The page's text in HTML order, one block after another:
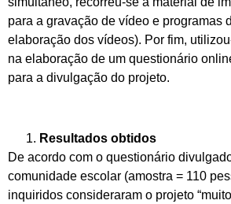
para a gravação de vídeo e programas
elaboração dos vídeos). Por fim,
na elaboração de um questionário
para a divulgação do projeto.
Resultados obtidos
De acordo com o questionário
comunidade escolar (amostra = 110
inquiridos consideraram o projeto